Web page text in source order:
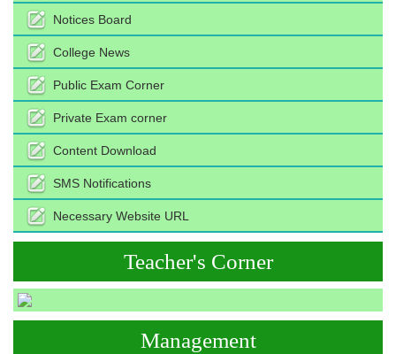
Notices Board
College News
Public Exam Corner
Private Exam corner
Content Download
SMS Notifications
Necessary Website URL
Teacher's Corner
Management